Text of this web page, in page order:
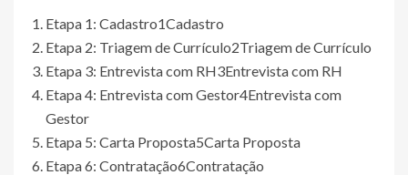
Etapa 1: Cadastro1Cadastro
Etapa 2: Triagem de Currículo2Triagem de Currículo
Etapa 3: Entrevista com RH3Entrevista com RH
Etapa 4: Entrevista com Gestor4Entrevista com
Gestor
Etapa 5: Carta Proposta5Carta Proposta
Etapa 6: Contratação6Contratação